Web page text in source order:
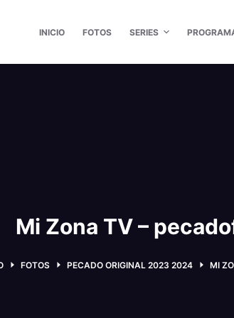
INICIO FOTOS SERIES
Mi Zona TV –
FOTOS PECADO ORIGINAL 2023 2024 MI